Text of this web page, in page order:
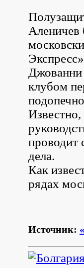
Аленичев
Джованни
клубом
проводит
дела.
Как
рядах
Источник: